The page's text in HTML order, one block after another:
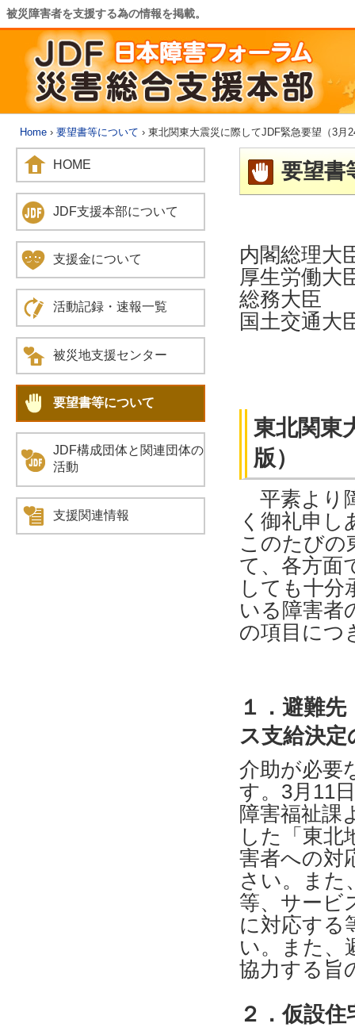
被災障害者を支援する為の情報を掲載。
Home › 要望書等について › 東北関東大震災に際してJDF緊急要望（3月
要望書
内閣総理
厚生労働
総務大
国土交通
東北関東
版）
平素より
く御礼申し
このたびの
て、各方面
しても十分
いる障害者
の項目につ
１．避難
ス支給決定
介助が必要
す。3月11
障害福祉課
した「東北
害者への対
さい。また
等、サービ
に対応する
い。また、
協力する旨
２．仮設
HOME
JDF支援本部について
支援金について
活動記録・速報一覧
被災地支援センター
要望書等について
JDF構成団体と関連団体の
活動
支援関連情報